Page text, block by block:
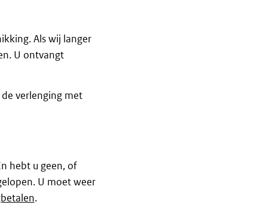
Als wij langer
U ontvangt
verlenging met
hebt u geen, of
U moet weer
.